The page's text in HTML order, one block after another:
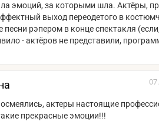
эмоций, за которыми шла. Актёры,
выход переодетого в
песни рэпером в конце спектакля
- актёров не представили,
актеры настоящие
прекрасные эмоции!!!